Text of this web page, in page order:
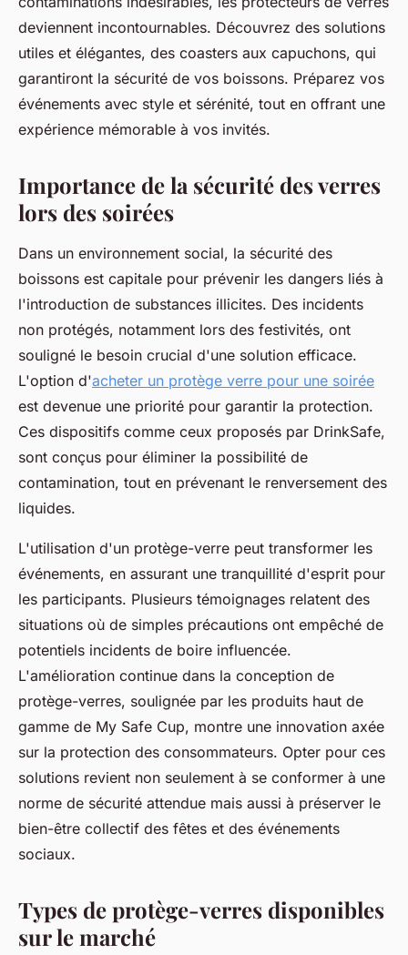
Lilou•17 mai 2025•3 min de lecture
deviennent incontournables. Découvrez des solutions
utiles et élégantes, des coasters aux capuchons, qui
garantiront la sécurité de vos boissons. Préparez vos
événements avec style et sérénité, tout en offrant une
expérience mémorable à vos invités.
Importance de la sécurité des verres
lors des soirées
Dans un environnement social, la sécurité des
boissons est capitale pour prévenir les dangers liés à
l'introduction de substances illicites. Des incidents
non protégés, notamment lors des festivités, ont
souligné le besoin crucial d'une solution efficace.
L'option d'acheter un protège verre pour une soirée
est devenue une priorité pour garantir la protection.
Ces dispositifs comme ceux proposés par DrinkSafe,
sont conçus pour éliminer la possibilité de
contamination, tout en prévenant le renversement des
liquides.
L'utilisation d'un protège-verre peut transformer les
événements, en assurant une tranquillité d'esprit pour
les participants. Plusieurs témoignages relatent des
situations où de simples précautions ont empêché de
potentiels incidents de boire influencée.
L'amélioration continue dans la conception de
protège-verres, soulignée par les produits haut de
gamme de My Safe Cup, montre une innovation axée
sur la protection des consommateurs. Opter pour ces
solutions revient non seulement à se conformer à une
norme de sécurité attendue mais aussi à préserver le
bien-être collectif des fêtes et des événements
sociaux.
Types de protège-verres disponibles
sur le marché